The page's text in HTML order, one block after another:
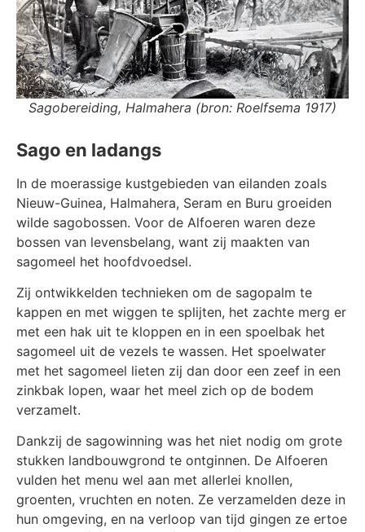
Sagobereiding, Halmahera (bron: Roelfsema 1917)
Sago en ladangs
In de moerassige kustgebieden van eilanden zoals
Nieuw-Guinea, Halmahera, Seram en Buru groeiden
wilde sagobossen. Voor de Alfoeren waren deze
bossen van levensbelang, want zij maakten van
sagomeel het hoofdvoedsel.
Zij ontwikkelden technieken om de sagopalm te
kappen en met wiggen te splijten, het zachte merg er
met een hak uit te kloppen en in een spoelbak het
sagomeel uit de vezels te wassen. Het spoelwater
met het sagomeel lieten zij dan door een zeef in een
zinkbak lopen, waar het meel zich op de bodem
verzamelt.
Dankzij de sagowinning was het niet nodig om grote
stukken landbouwgrond te ontginnen. De Alfoeren
vulden het menu wel aan met allerlei knollen,
groenten, vruchten en noten. Ze verzamelden deze in
hun omgeving, en na verloop van tijd gingen ze ertoe